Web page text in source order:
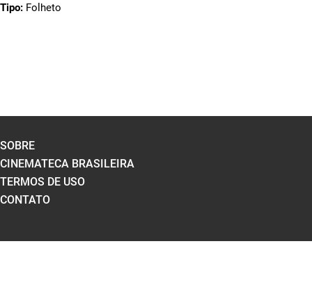
Tipo: Folheto
SOBRE
CINEMATECA BRASILEIRA
TERMOS DE USO
CONTATO